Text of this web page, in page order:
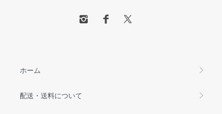
ホーム
配送・送料について